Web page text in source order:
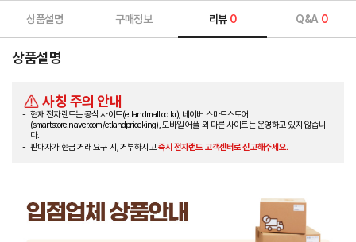
상품설명 구매정보 리뷰 0 Q&A 0
상품설명
사칭 주의 안내
현재 전자랜드는 공식 사이트(etlandmall.co.kr), 네이버 스마트스토어
(smartstore.naver.com/etlandpriceking), 모바일 어플 외 다른 사이트는 운영하고 있지 않습니
다.
판매자가 현금 거래 요구 시, 거부하시고즉시 전자랜드 고객센터로 신고해주세요.